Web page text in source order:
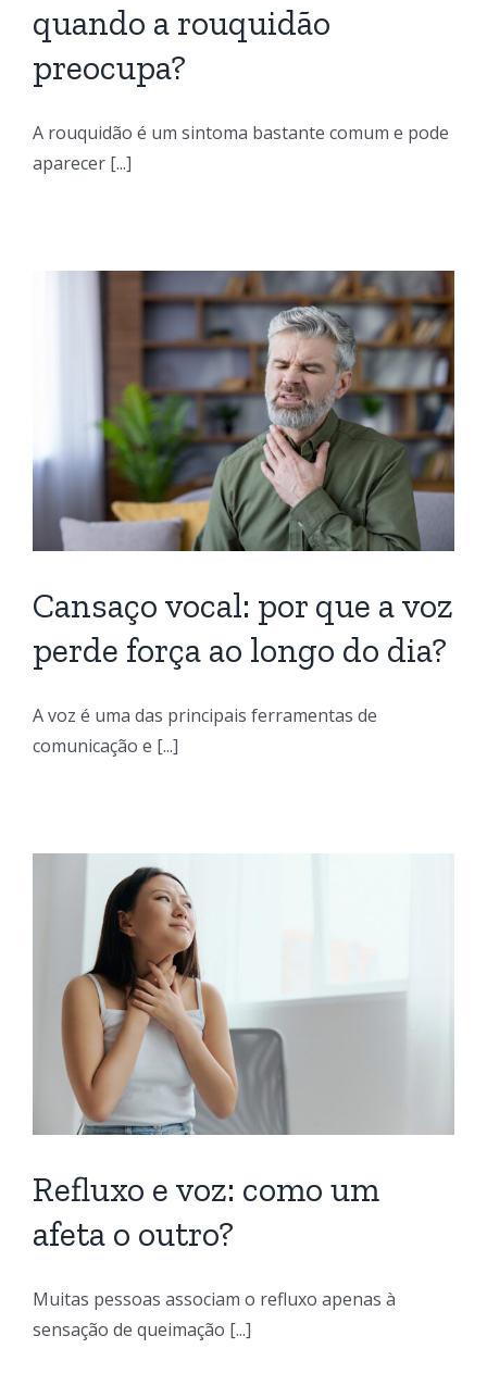
quando a rouquidão
preocupa?
A rouquidão é um sintoma bastante comum e pode
aparecer [...]
Cansaço vocal: por que a voz
perde força ao longo do dia?
A voz é uma das principais ferramentas de
comunicação e [...]
Refluxo e voz: como um
afeta o outro?
Muitas pessoas associam o refluxo apenas à
sensação de queimação [...]